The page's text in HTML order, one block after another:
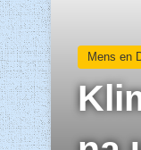
Mens en